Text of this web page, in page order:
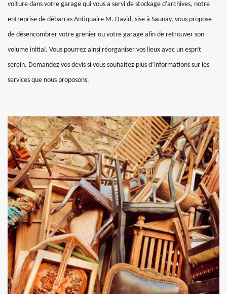
voiture dans votre garage qui vous a servi de stockage d’archives, notre
entreprise de débarras Antiquaire M. David, sise à Saunay, vous propose
de désencombrer votre grenier ou votre garage afin de retrouver son
volume initial. Vous pourrez ainsi réorganiser vos lieux avec un esprit
serein. Demandez vos devis si vous souhaitez plus d’informations sur les
services que nous proposons.